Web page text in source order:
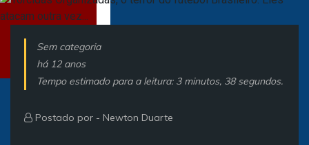
Sem categoria
há 12 anos
Tempo estimado para a leitura: 3 minutos, 38 segundos.
Postado por - Newton Duarte